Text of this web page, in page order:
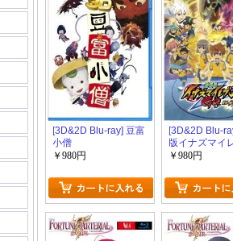
[3D&2D Blu-ray] 豆富
小僧
￥980円
[3D&2D Blu-
版イナズマイ
GO 究極の絆
￥980円